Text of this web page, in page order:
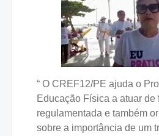
“ O CREF12/PE ajuda o
Educação Física a atuar de
regulamentada e também
sobre a importância de um